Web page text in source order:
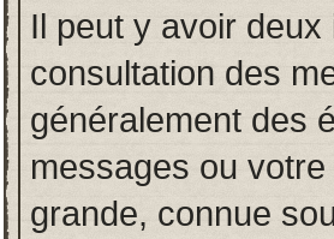
Il peut y avoir deux
consultation des
généralement des
messages ou
grande, connue